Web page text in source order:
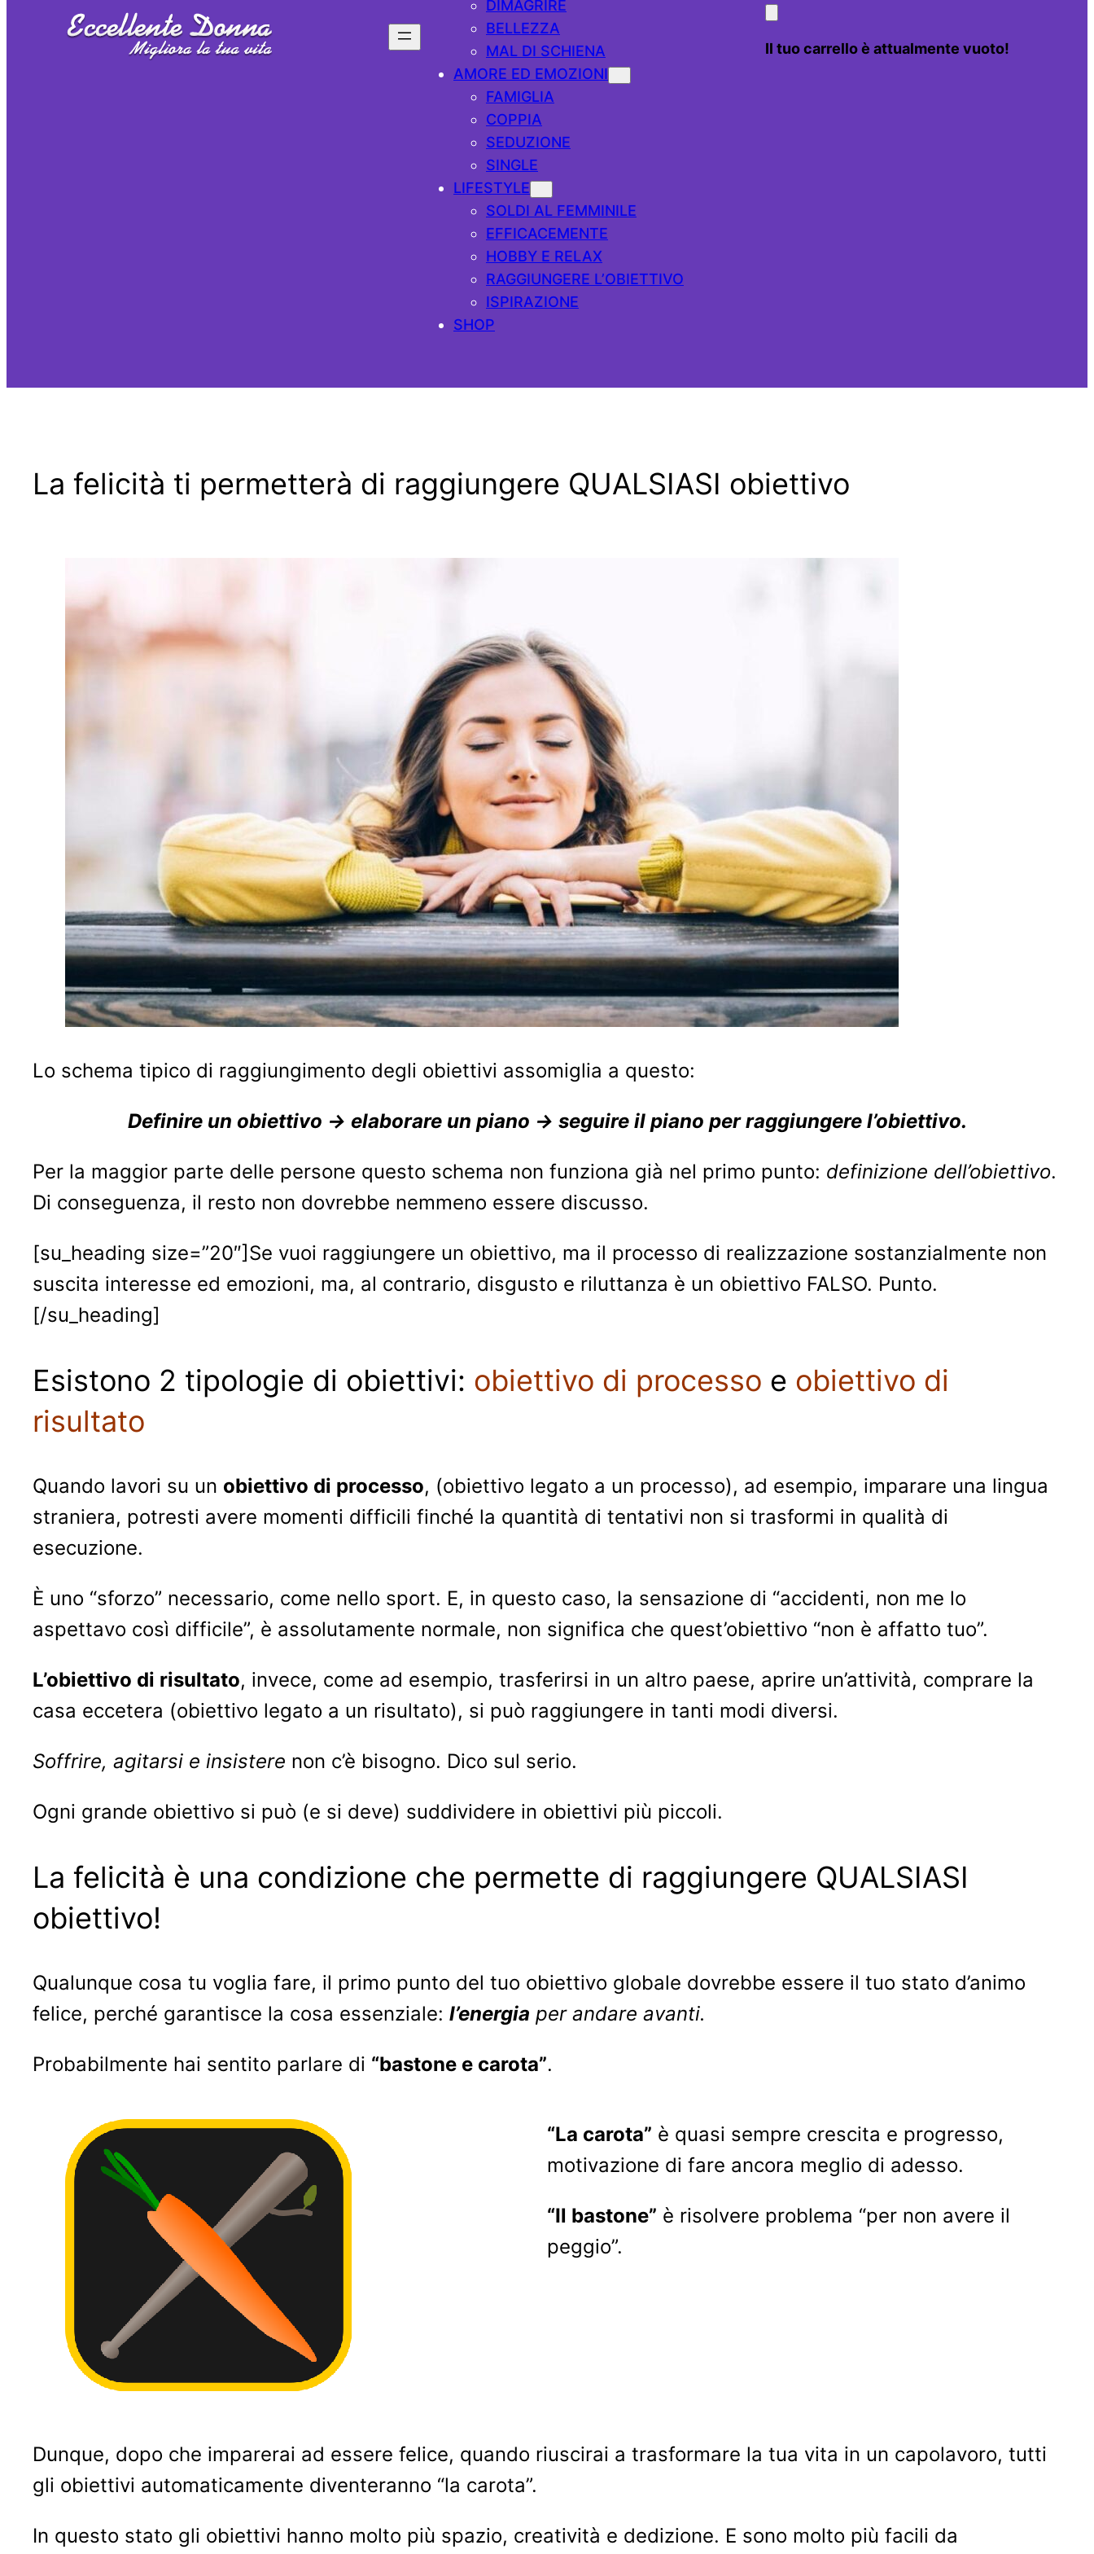
DIMAGRIRE
BELLEZZA
MAL DI SCHIENA
AMORE ED EMOZIONI
FAMIGLIA
COPPIA
SEDUZIONE
SINGLE
LIFESTYLE
SOLDI AL FEMMINILE
EFFICACEMENTE
HOBBY E RELAX
RAGGIUNGERE L’OBIETTIVO
ISPIRAZIONE
SHOP
Il tuo carrello è attualmente vuoto!
La felicità ti permetterà di raggiungere QUALSIASI obiettivo
Lo schema tipico di raggiungimento degli obiettivi assomiglia a questo:
Definire un obiettivo → elaborare un piano → seguire il piano per raggiungere l’obiettivo.
Per la maggior parte delle persone questo schema non funziona già nel primo punto: definizione dell’obiettivo.
Di conseguenza, il resto non dovrebbe nemmeno essere discusso.
[su_heading size=”20″]Se vuoi raggiungere un obiettivo, ma il processo di realizzazione sostanzialmente non
suscita interesse ed emozioni, ma, al contrario, disgusto e riluttanza è un obiettivo FALSO. Punto.
[/su_heading]
Esistono 2 tipologie di obiettivi: obiettivo di processo e obiettivo di
risultato
Quando lavori su un obiettivo di processo, (obiettivo legato a un processo), ad esempio, imparare una lingua
straniera, potresti avere momenti difficili finché la quantità di tentativi non si trasformi in qualità di
esecuzione.
È uno “sforzo” necessario, come nello sport. E, in questo caso, la sensazione di “accidenti, non me lo
aspettavo così difficile”, è assolutamente normale, non significa che quest’obiettivo “non è affatto tuo”.
L’obiettivo di risultato, invece, come ad esempio, trasferirsi in un altro paese, aprire un’attività, comprare la
casa eccetera (obiettivo legato a un risultato), si può raggiungere in tanti modi diversi.
Soffrire, agitarsi e insistere non c’è bisogno. Dico sul serio.
Ogni grande obiettivo si può (e si deve) suddividere in obiettivi più piccoli.
La felicità è una condizione che permette di raggiungere QUALSIASI
obiettivo!
Qualunque cosa tu voglia fare, il primo punto del tuo obiettivo globale dovrebbe essere il tuo stato d’animo
felice, perché garantisce la cosa essenziale: l’energia per andare avanti.
Probabilmente hai sentito parlare di “bastone e carota”.
“La carota” è quasi sempre crescita e progresso,
motivazione di fare ancora meglio di adesso.
“Il bastone” è risolvere problema “per non avere il
peggio”.
Dunque, dopo che imparerai ad essere felice, quando riuscirai a trasformare la tua vita in un capolavoro, tutti
gli obiettivi automaticamente diventeranno “la carota”.
In questo stato gli obiettivi hanno molto più spazio, creatività e dedizione. E sono molto più facili da